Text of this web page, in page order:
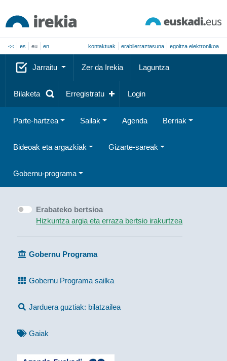
<< es eu en kontaktuak erabilerraztasuna egoitza elektronikoa
Jarraitu Zer da Irekia Laguntza
Bilaketa Erregistratu Login
Parte-hartzea Sailak Agenda Berriak
Bideoak eta argazkiak Gizarte-sareak
Gobernu-programa
Erabateko bertsioa
Hizkuntza argia eta erraza bertsio irakurtzea
Gobernu Programa
Gobernu Programa sailka
Jarduera guztiak: bilatzailea
Gaiak